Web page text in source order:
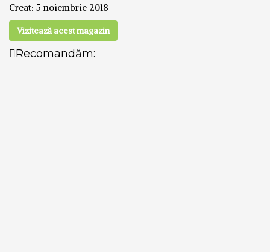
Creat: 5 noiembrie 2018
Vizitează acest magazin
Recomandăm: